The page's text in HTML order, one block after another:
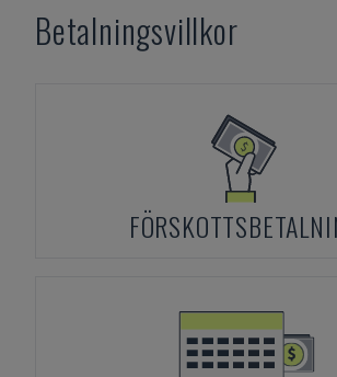
Betalningsvillkor